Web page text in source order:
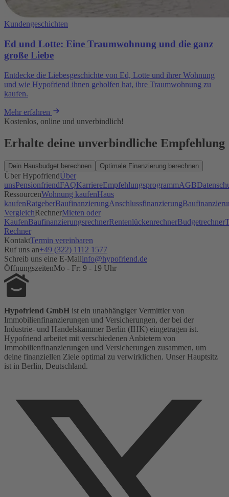
Kundengeschichten
Ed und Lotte: Eine Traumwohnung und die ganz
große Liebe
Entdecke die Liebesgeschichte von Ed, Lotte und ihrer Wohnung
und wie Hypofriend ihnen geholfen hat, ihre Traumwohnung zu
kaufen.
Mehr erfahren
Kostenlos, online und unverbindlich!
Erhalte deine unverbindliche Empfehlung
Dein Hausbudget berechnen Optimale Finanzierung berechnen
Über HypofriendÜber
unsPensionfriendFAQKarriereEmpfehlungsprogrammAGB
RessourcenWohnung kaufenHaus
kaufenRatgeberBaufinanzierungAnschlussfinanzierung
VergleichRechnerMieten oder
KaufenBaufinanzierungsrechnerRentenlückenrechnerBudgetrechner
Rechner
KontaktTermin vereinbaren
Ruf uns an+49 (322) 1112 1577
Schreib uns eine E-Mailinfo@hypofriend.de
ÖffnungszeitenMo - Fr: 9 - 19 Uhr
Hypofriend GmbH ist ein unabhängiger Vermittler von
Immobilienfinanzierungen und Versicherungen, der bei der
Industrie- und Handelskammer Berlin (IHK) eingetragen ist.
Hypofriend arbeitet mit verschiedenen Anbietern von
Immobilienfinanzierungen und Versicherungen zusammen, um
deine finanziellen Ziele optimal zu verwirklichen. Unser Hauptsitz
ist in Berlin, Deutschland.